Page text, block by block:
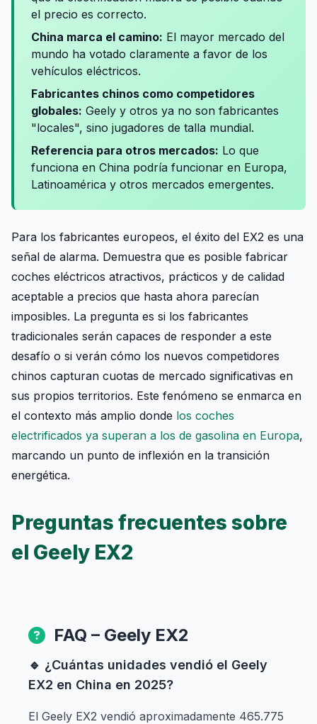
el precio es correcto.
China marca el camino: El mayor mercado del
mundo ha votado claramente a favor de los
vehículos eléctricos.
Fabricantes chinos como competidores
globales: Geely y otros ya no son fabricantes
"locales", sino jugadores de talla mundial.
Referencia para otros mercados: Lo que
funciona en China podría funcionar en Europa,
Latinoamérica y otros mercados emergentes.
Para los fabricantes europeos, el éxito del EX2 es una
señal de alarma. Demuestra que es posible fabricar
coches eléctricos atractivos, prácticos y de calidad
aceptable a precios que hasta ahora parecían
imposibles. La pregunta es si los fabricantes
tradicionales serán capaces de responder a este
desafío o si verán cómo los nuevos competidores
chinos capturan cuotas de mercado significativas en
sus propios territorios. Este fenómeno se enmarca en
el contexto más amplio donde los coches
electrificados ya superan a los de gasolina en Europa,
marcando un punto de inflexión en la transición
energética.
Preguntas frecuentes sobre
el Geely EX2
FAQ – Geely EX2
🔹 ¿Cuántas unidades vendió el Geely
EX2 en China en 2025?
El Geely EX2 vendió aproximadamente 465.775